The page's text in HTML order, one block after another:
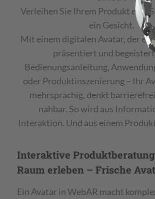
Verleihen Sie Ihrem Produkt eine
ein Gesicht.
Mit einem digitalen Avatar, der
präsentiert und
Bedienungsanleitung,
oder Produktinszenierung – Ihr
mehrsprachig, denkt
nahbar. So wird aus
Interaktion. Und aus einem
Interaktive
Raum erleben – Frische
Ein Avatar in WebAR macht